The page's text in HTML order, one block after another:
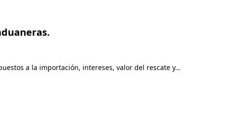
a la importación, intereses, valor del rescate y…